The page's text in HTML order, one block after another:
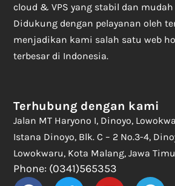
cloud & VPS yang stabil dan
Didukung dengan pelayanan oleh
menjadikan kami salah satu web
terbesar di Indonesia.
Terhubung dengan kami
Jalan MT Haryono I, Dinoyo,
Istana Dinoyo, Blk. C – 2 No.3-4,
Lowokwaru, Kota Malang, Jawa
Phone: (0341)565353